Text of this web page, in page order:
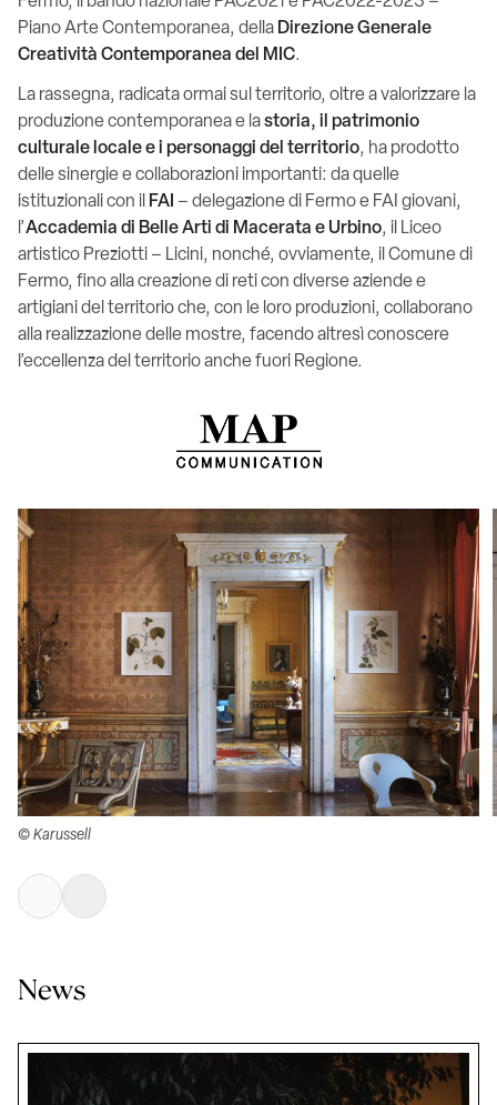
Piano Arte Contemporanea, della Direzione Generale
Creatività Contemporanea del MIC.
La rassegna, radicata ormai sul territorio, oltre a valorizzare la
produzione contemporanea e lastoria, il patrimonio
culturale locale e i personaggi del territorio, ha prodotto
delle sinergie e collaborazioni importanti: da quelle
istituzionali con il FAI – delegazione di Fermo e FAI giovani,
l’Accademia di Belle Arti di Macerata e Urbino, il Liceo
artistico Preziotti – Licini, nonché, ovviamente, il Comune di
Fermo, fino alla creazione di reti con diverse aziende e
artigiani del territorio che, con le loro produzioni, collaborano
alla realizzazione delle mostre, facendo altresì conoscere
l’eccellenza del territorio anche fuori Regione.
© Karussell
News